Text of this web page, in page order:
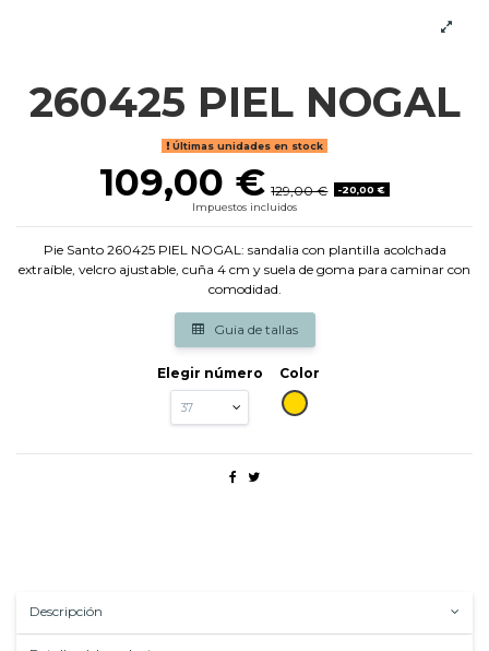
260425 PIEL NOGAL
Últimas unidades en stock
109,00 € 129,00 €
-20,00 €
Impuestos incluidos
Pie Santo 260425 PIEL NOGAL: sandalia con plantilla acolchada
extraíble, velcro ajustable, cuña 4 cm y suela de goma para caminar con
comodidad.
Guia de tallas
Elegir número
Color
CAMEL
Descripción